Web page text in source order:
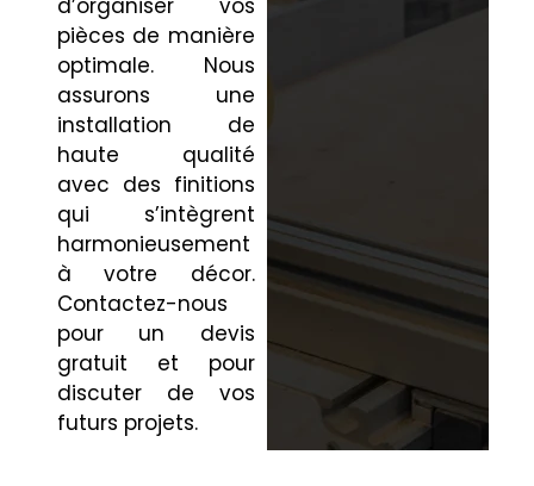
d’organiser vos
pièces de manière
optimale. Nous
assurons une
installation de
haute qualité
avec des finitions
qui s’intègrent
harmonieusement
à votre décor.
Contactez-nous
pour un devis
gratuit et pour
discuter de vos
futurs projets.